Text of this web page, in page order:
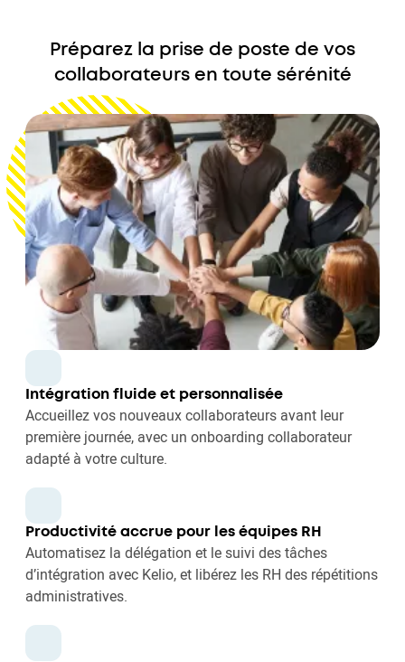
Préparez la prise de poste de vos
collaborateurs en toute sérénité
Intégration fluide et personnalisée
Accueillez vos nouveaux collaborateurs avant leur
première journée, avec un onboarding collaborateur
adapté à votre culture.
Productivité accrue pour les équipes RH
Automatisez la délégation et le suivi des tâches
d’intégration avec Kelio, et libérez les RH des répétitions
administratives.